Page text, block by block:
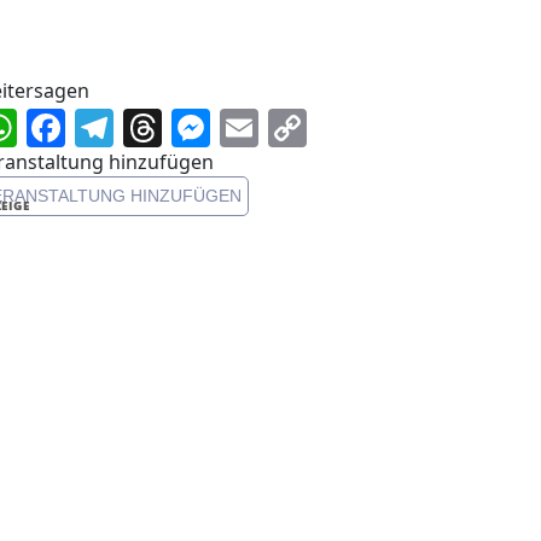
WhatsApp
Facebook
Telegram
Threads
Messenger
Email
hinzufügen
HINZUFÜGEN